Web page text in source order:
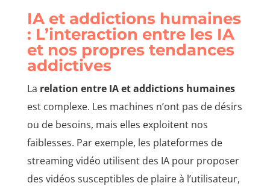
IA et addictions humaines
: L’interaction entre les IA
et nos propres tendances
addictives
La relation entre IA et addictions humaines
est complexe. Les machines n’ont pas de désirs
ou de besoins, mais elles exploitent nos
faiblesses. Par exemple, les plateformes de
streaming vidéo utilisent des IA pour proposer
des vidéos susceptibles de plaire à l’utilisateur,